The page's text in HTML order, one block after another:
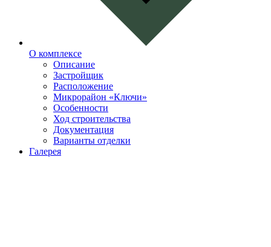
О комплексе
Описание
Застройщик
Расположение
Микрорайон «Ключи»
Особенности
Ход строительства
Документация
Варианты отделки
Галерея